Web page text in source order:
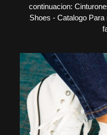
continuacion:
Shoes - Catalogo